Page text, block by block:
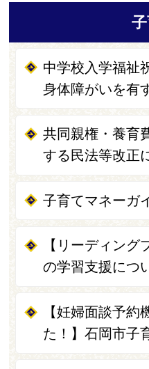
中学校入学福祉
身体障がいを有
共同親権・養育
する民法等改正
子育てマネーガ
【リーディング
の学習支援につ
【妊婦面談予約
た！】石岡市子